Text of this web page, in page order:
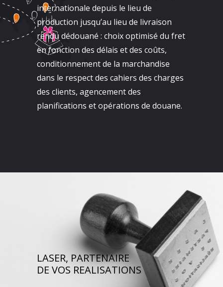
internationale depuis le lieu de
production jusqu’au lieu de livraison
rendu dédouané : choix optimisé du fret
en fonction des délais et des coûts,
conditionnement de la marchandise
dans le respect des cahiers des charges
des clients, agencement des
planifications et opérations de douane.
LASER, PARTENAIRE
DE VOS REALISATIONS